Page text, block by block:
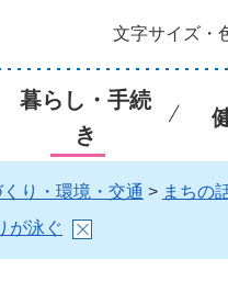
文字サイズ・
暮らし・手続
き
くり・環境・交通 > まちの
が泳ぐ